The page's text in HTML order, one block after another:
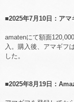
■2025年7月10日：アマ
amatenにて額面
入。購入後、アマギフ
した。
■2025年8月19日：